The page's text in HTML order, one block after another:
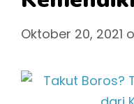
Oktober 20, 2021